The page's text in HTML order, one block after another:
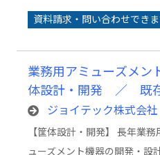
資料請求・問い合わせでき
業務用アミューズメン
体設計・開発 ／ 既存
トボードをそのまま使
板家」
ジョイテック株式会社
【筐体設計・開発】 長年業務
ューズメント機器の開発・設